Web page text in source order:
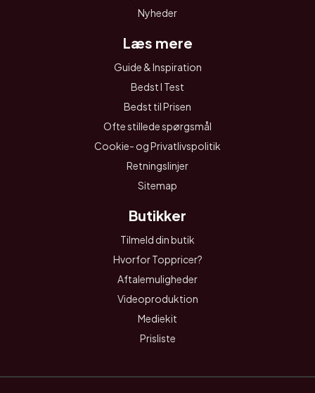
Nyheder
Læs mere
Guide & Inspiration
Bedst I Test
Bedst til Prisen
Ofte stillede spørgsmål
Cookie- og Privatlivspolitik
Retningslinjer
Sitemap
Butikker
Tilmeld din butik
Hvorfor Toppricer?
Aftalemuligheder
Videoproduktion
Mediekit
Prisliste